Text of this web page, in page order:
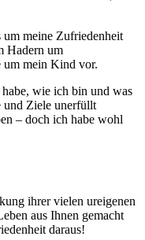
meine Zufriedenheit
Hadern um
um mein Kind vor.
wie ich bin und was
und Ziele unerfüllt
– doch ich habe wohl
ihrer vielen ureigenen
aus Ihnen gemacht
daraus!